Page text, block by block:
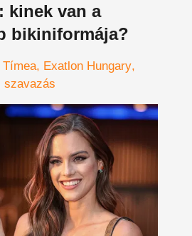
kinek van a
bikiniformája?
Exatlon Hungary
szavazás